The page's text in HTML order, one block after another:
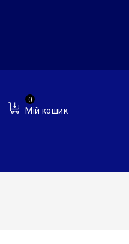
Мій кошик
0